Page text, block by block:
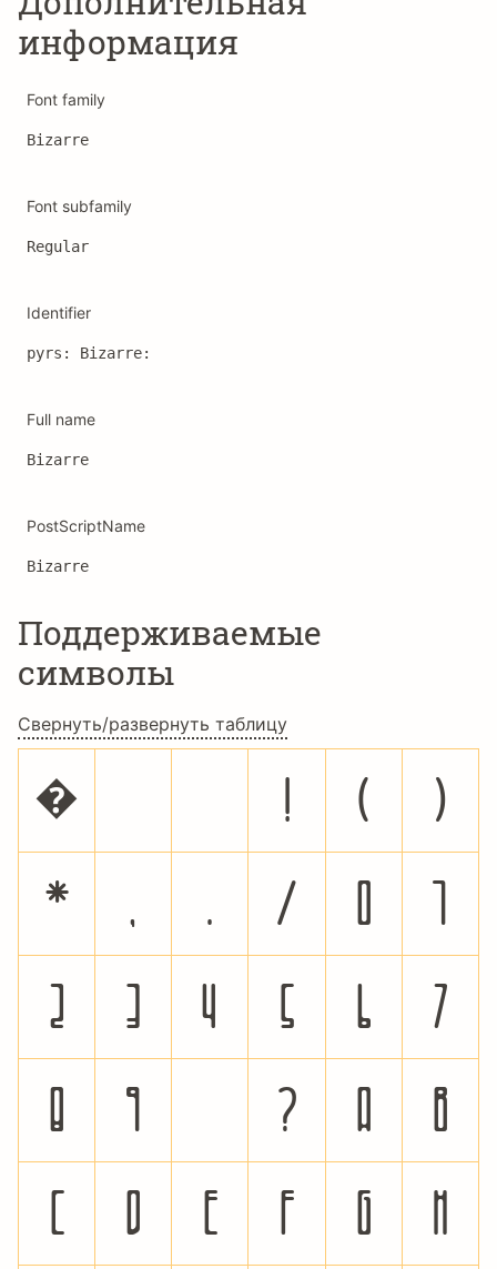
информация
Font family
Bizarre
Font subfamily
Regular
Identifier
pyrs: Bizarre:
Full name
Bizarre
PostScriptName
Bizarre
Поддерживаемые
символы
Свернуть/развернуть таблицу
� ! ( )
* /
2 3 4 5 6 7
8 9 ? A B
D E F G H